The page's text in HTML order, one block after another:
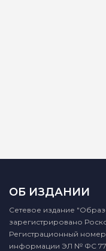
ОБ ИЗДАНИИ
Сетевое издание
зарегистрировано
Регистрационный
информации ЭЛ № ФС 77-